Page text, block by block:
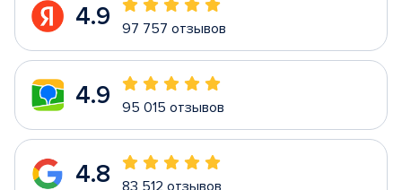
4.9 97 757 отзывов
4.9 95 015 отзывов
4.8 83 512 отзывов